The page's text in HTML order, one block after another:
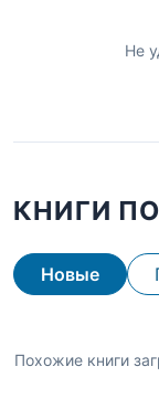
Не
КНИГИ
Новые
Похожие книги